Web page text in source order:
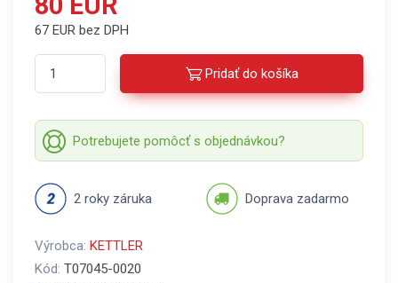
67 EUR bez DPH
Pridať do košíka
Potrebujete pomôcť s objednávkou?
2 roky záruka Doprava zadarmo
Výrobca: KETTLER
Kód: T07045-0020